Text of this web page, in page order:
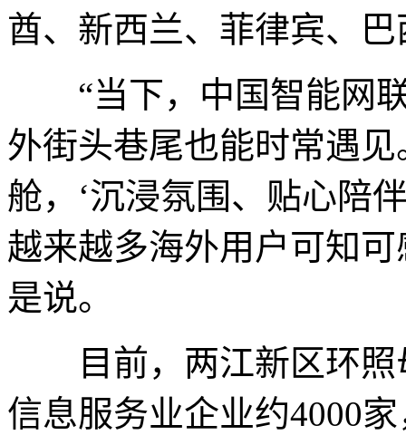
酋、新西兰、菲律宾、
“当下，中国智能网联
外街头巷尾也能时常遇
舱，‘沉浸氛围、贴心陪
越来越多海外用户可知
是说。
目前，两江新区环照
信息服务业企业约4000